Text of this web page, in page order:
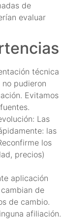
de
evaluar
técnica
pudieron
Evitamos
Las
las
los
precios)
aplicación
de
de cambio.
afiliación.